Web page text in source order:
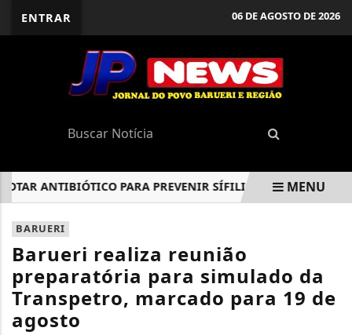
ENTRAR 06 DE AGOSTO DE 2026
ANTIBIÓTICO PARA PREVENIR SÍFILIS E CLAMÍDIA
EM ALTA
MENU
BARUERI
Barueri realiza reunião
preparatória para simulado da
Transpetro, marcado para 19 de
agosto